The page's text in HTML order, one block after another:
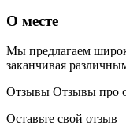
О месте
Мы предлагаем
заканчивая
Отзывы Отзывы про
Оставьте свой отзыв